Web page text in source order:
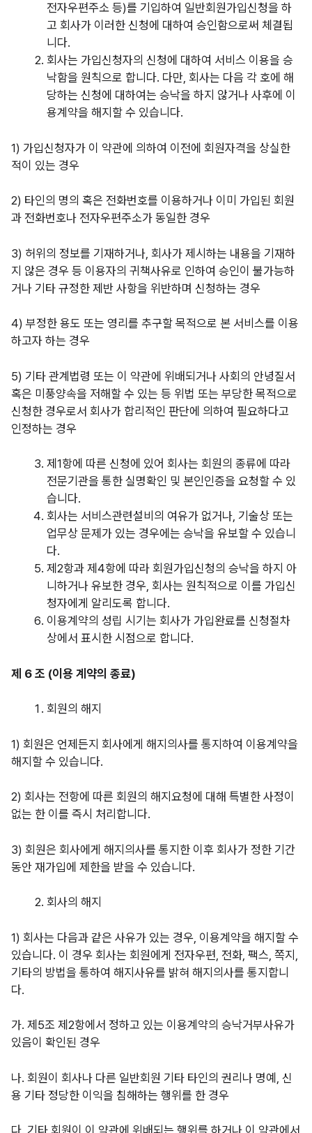
전자우편주소 등)를 기입하여 일반회원가입신청을 하
고 회사가 이러한 신청에 대하여 승인함으로써 체결됩
니다.
회사는 가입신청자의 신청에 대하여 서비스 이용을 승
낙함을 원칙으로 합니다. 다만, 회사는 다음 각 호에 해
당하는 신청에 대하여는 승낙을 하지 않거나 사후에 이
용계약을 해지할 수 있습니다.
1) 가입신청자가 이 약관에 의하여 이전에 회원자격을 상실한
적이 있는 경우
2) 타인의 명의 혹은 전화번호를 이용하거나 이미 가입된 회원
과 전화번호나 전자우편주소가 동일한 경우
3) 허위의 정보를 기재하거나, 회사가 제시하는 내용을 기재하
지 않은 경우 등 이용자의 귀책사유로 인하여 승인이 불가능하
거나 기타 규정한 제반 사항을 위반하며 신청하는 경우
4) 부정한 용도 또는 영리를 추구할 목적으로 본 서비스를 이용
하고자 하는 경우
5) 기타 관계법령 또는 이 약관에 위배되거나 사회의 안녕질서
혹은 미풍양속을 저해할 수 있는 등 위법 또는 부당한 목적으로
신청한 경우로서 회사가 합리적인 판단에 의하여 필요하다고
인정하는 경우
제1항에 따른 신청에 있어 회사는 회원의 종류에 따라
전문기관을 통한 실명확인 및 본인인증을 요청할 수 있
습니다.
회사는 서비스관련설비의 여유가 없거나, 기술상 또는
업무상 문제가 있는 경우에는 승낙을 유보할 수 있습니
다.
제2항과 제4항에 따라 회원가입신청의 승낙을 하지 아
니하거나 유보한 경우, 회사는 원칙적으로 이를 가입신
청자에게 알리도록 합니다.
이용계약의 성립 시기는 회사가 가입완료를 신청절차
상에서 표시한 시점으로 합니다.
제 6 조 (이용 계약의 종료)
회원의 해지
1) 회원은 언제든지 회사에게 해지의사를 통지하여 이용계약을
해지할 수 있습니다.
2) 회사는 전항에 따른 회원의 해지요청에 대해 특별한 사정이
없는 한 이를 즉시 처리합니다.
3) 회원은 회사에게 해지의사를 통지한 이후 회사가 정한 기간
동안 재가입에 제한을 받을 수 있습니다.
회사의 해지
1) 회사는 다음과 같은 사유가 있는 경우, 이용계약을 해지할 수
있습니다. 이 경우 회사는 회원에게 전자우편, 전화, 팩스, 쪽지,
기타의 방법을 통하여 해지사유를 밝혀 해지의사를 통지합니
다.
가. 제5조 제2항에서 정하고 있는 이용계약의 승낙거부사유가
있음이 확인된 경우
나. 회원이 회사나 다른 일반회원 기타 타인의 권리나 명예, 신
용 기타 정당한 이익을 침해하는 행위를 한 경우
다. 기타 회원이 이 약관에 위배되는 행위를 하거나 이 약관에서